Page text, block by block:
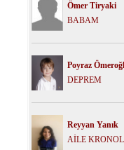
Ömer Tiryaki
BABAM
Poyraz
DEPREM
Reyyan Yanık
AİLE